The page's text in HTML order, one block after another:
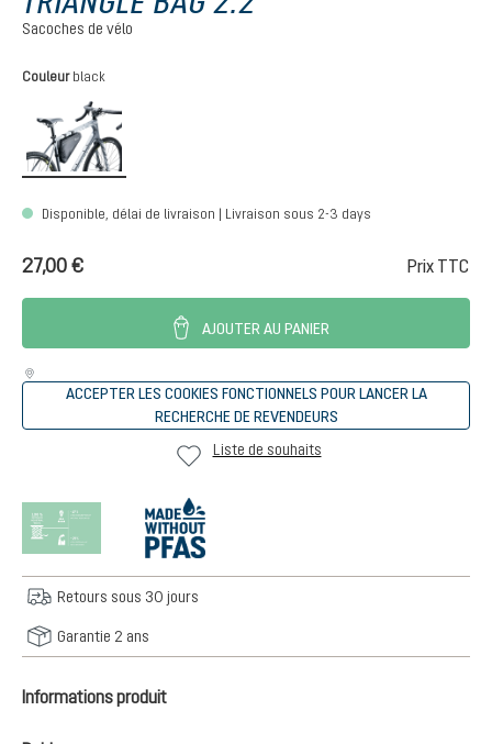
Sacoches de vélo
Sélectionnez
Couleur black
black
Disponible, délai de livraison | Livraison sous 2-3 days
27,00 € Prix TTC
AJOUTER AU PANIER
ACCEPTER LES COOKIES FONCTIONNELS POUR LANCER LA
RECHERCHE DE REVENDEURS
Liste de souhaits
Retours sous 30 jours
Garantie 2 ans
Informations produit